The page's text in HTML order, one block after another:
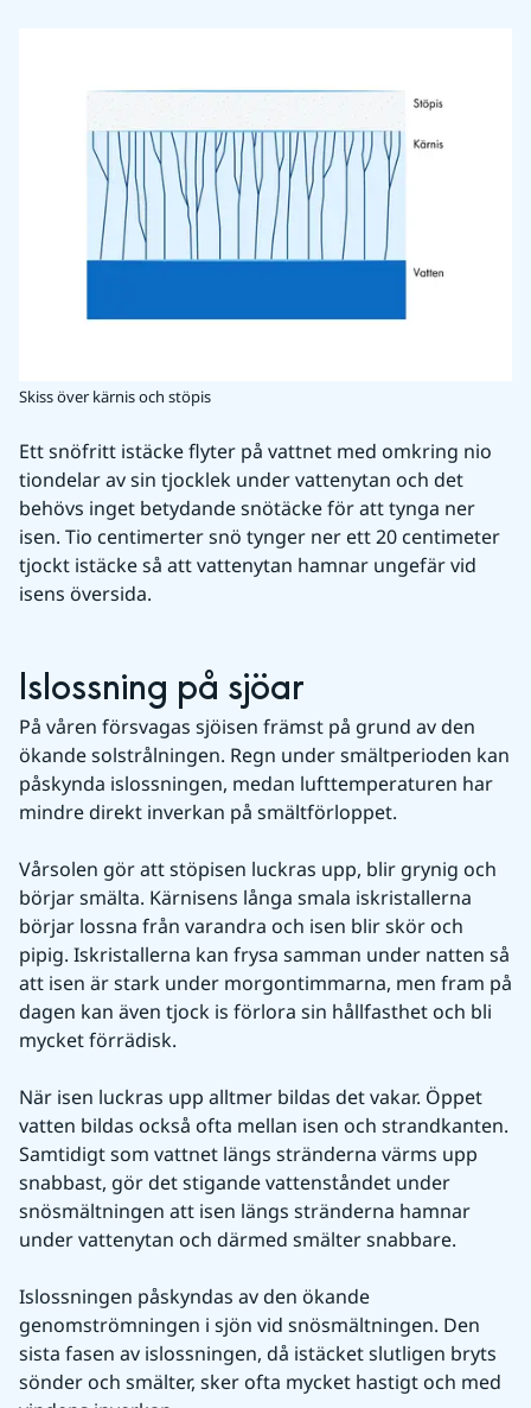
Skiss över kärnis och stöpis
Ett snöfritt istäcke flyter på vattnet med omkring nio
tiondelar av sin tjocklek under vattenytan och det
behövs inget betydande snötäcke för att tynga ner
isen. Tio centimerter snö tynger ner ett 20 centimeter
tjockt istäcke så att vattenytan hamnar ungefär vid
isens översida.
Islossning på sjöar
På våren försvagas sjöisen främst på grund av den
ökande solstrålningen. Regn under smältperioden kan
påskynda islossningen, medan lufttemperaturen har
mindre direkt inverkan på smältförloppet.
Vårsolen gör att stöpisen luckras upp, blir grynig och
börjar smälta. Kärnisens långa smala iskristallerna
börjar lossna från varandra och isen blir skör och
pipig. Iskristallerna kan frysa samman under natten så
att isen är stark under morgontimmarna, men fram på
dagen kan även tjock is förlora sin hållfasthet och bli
mycket förrädisk.
När isen luckras upp alltmer bildas det vakar. Öppet
vatten bildas också ofta mellan isen och strandkanten.
Samtidigt som vattnet längs stränderna värms upp
snabbast, gör det stigande vattenståndet under
snösmältningen att isen längs stränderna hamnar
under vattenytan och därmed smälter snabbare.
Islossningen påskyndas av den ökande
genomströmningen i sjön vid snösmältningen. Den
sista fasen av islossningen, då istäcket slutligen bryts
sönder och smälter, sker ofta mycket hastigt och med